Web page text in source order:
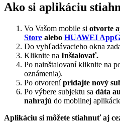
Ako si aplikáciu
Vo Vašom mobile si otvorte
Store alebo HUAWEI
Do vyhľadávacieho okna
Kliknite na Inštalovať.
Po nainštalovaní kliknite na
oznámenia).
Po otvorenípridajte nový
Po výbere subjektu sa dáta
nahrajú do mobilnej
Aplikáciu si môžete stiahnuť aj